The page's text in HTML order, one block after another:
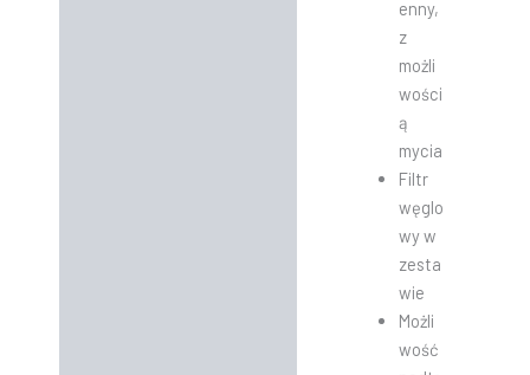
enny,
z
możli
wości
ą
mycia
Filtr
węglo
wy w
zesta
wie
Możli
wość